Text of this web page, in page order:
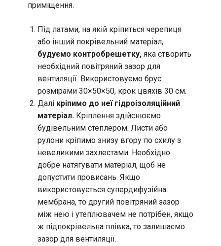
приміщення.
Під латами, на якій кріпиться черепиця
або інший покрівельний матеріал,
будуємо контробрешетку, яка створить
необхідний повітряний зазор для
вентиляції. Використовуємо брус
розмірами 30×50×50, крок цвяхів 30 см.
Далі кріпимо до неї гідроізоляційний
матеріал. Кріплення здійснюємо
будівельним степлером. Листи або
рулони кріпимо знизу вгору по схилу з
невеликими захлестами. Необхідно
добре натягувати матеріал, щоб не
допустити провисань. Якщо
використовується супердифузійна
мембрана, то другий повітряний зазор
між нею і утеплювачем не потрібен, якщо
ж підпокрівельна плівка, то залишаємо
зазор для вентиляції.